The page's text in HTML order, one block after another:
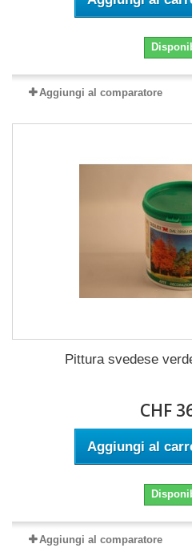
Aggiungi al comparatore
Pittura svedese
CHF
Aggiungi al
Aggiungi al comparatore